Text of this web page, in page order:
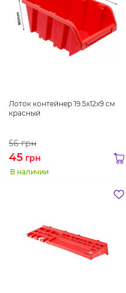
Лоток контейнер 19.5x12x9 см
красный
56грн
45 грн
В наличии